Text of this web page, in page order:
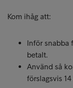
Kom ihåg att:
Inför snabba
betalt.
Använd så
förslagsvis 14